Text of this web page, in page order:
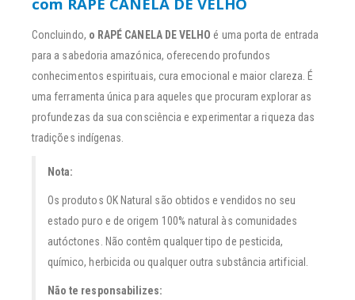
Concluindo, o RAPÉ CANELA DE VELHO é uma porta de entrada
para a sabedoria amazónica, oferecendo profundos
conhecimentos espirituais, cura emocional e maior clareza. É
uma ferramenta única para aqueles que procuram explorar as
profundezas da sua consciência e experimentar a riqueza das
tradições indígenas.
Nota:
Os produtos OK Natural são obtidos e vendidos no seu
estado puro e de origem 100% natural às comunidades
autóctones. Não contêm qualquer tipo de pesticida,
químico, herbicida ou qualquer outra substância artificial.
Não te responsabilizes: